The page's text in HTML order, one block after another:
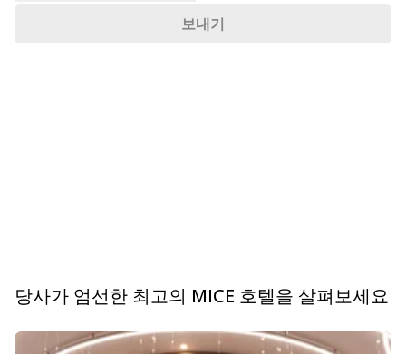
보내기
당사가 엄선한 최고의 MICE 호텔을 살펴보세요
슬라이드 1 의 0